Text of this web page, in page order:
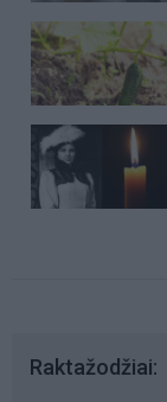
Raktažodžiai